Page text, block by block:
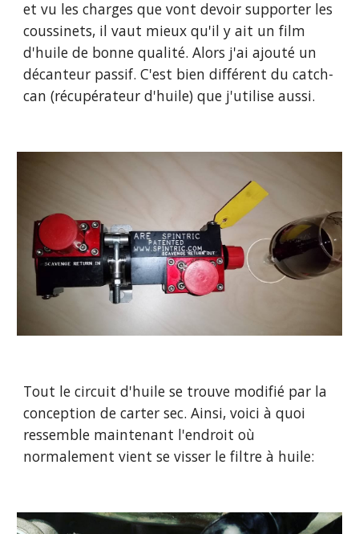
et vu les charges que vont devoir supporter les
coussinets, il vaut mieux qu'il y ait un film
d'huile de bonne qualité. Alors j'ai ajouté un
décanteur passif. C'est bien différent du catch-
can (récupérateur d'huile) que j'utilise aussi.
Tout le circuit d'huile se trouve modifié par la
conception de carter sec. Ainsi, voici à quoi
ressemble maintenant l'endroit où
normalement vient se visser le filtre à huile: